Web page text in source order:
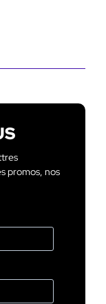
promos, nos